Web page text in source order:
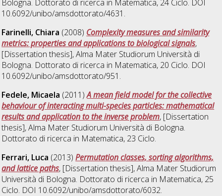
Bologna. Dottorato di ricerca in Matematica, 24 Ciclo. DOI
10.6092/unibo/amsdottorato/4631.
Farinelli, Chiara (2008) Complexity measures and similarity
metrics: properties and applications to biological signals,
[Dissertation thesis], Alma Mater Studiorum Università di
Bologna. Dottorato di ricerca in Matematica, 20 Ciclo. DOI
10.6092/unibo/amsdottorato/951.
Fedele, Micaela (2011)A mean field model for the collective
behaviour of interacting multi-species particles: mathematical
results and application to the inverse problem, [Dissertation
thesis], Alma Mater Studiorum Università di Bologna.
Dottorato di ricerca in Matematica, 23 Ciclo.
Ferrari, Luca (2013)Permutation classes, sorting algorithms,
and lattice paths, [Dissertation thesis], Alma Mater Studiorum
Università di Bologna. Dottorato di ricerca in Matematica, 25
Ciclo. DOI 10.6092/unibo/amsdottorato/6032.